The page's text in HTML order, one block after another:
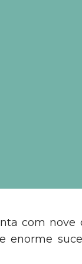
com nove
enorme